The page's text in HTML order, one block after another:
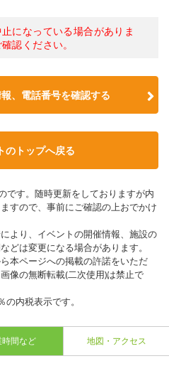
になっている場合がありま
認ください。
、電話番号を確認する
のトップへ戻る
です。随時更新をしておりますが内
すので、事前にご確認の上おでかけ
より、イベントの開催情報、施設の
どは変更になる場合があります。
本ページへの掲載の許諾をいただ
像の無断転載(二次使用)は禁止で
内税表示です。
時間など 地図・アクセス